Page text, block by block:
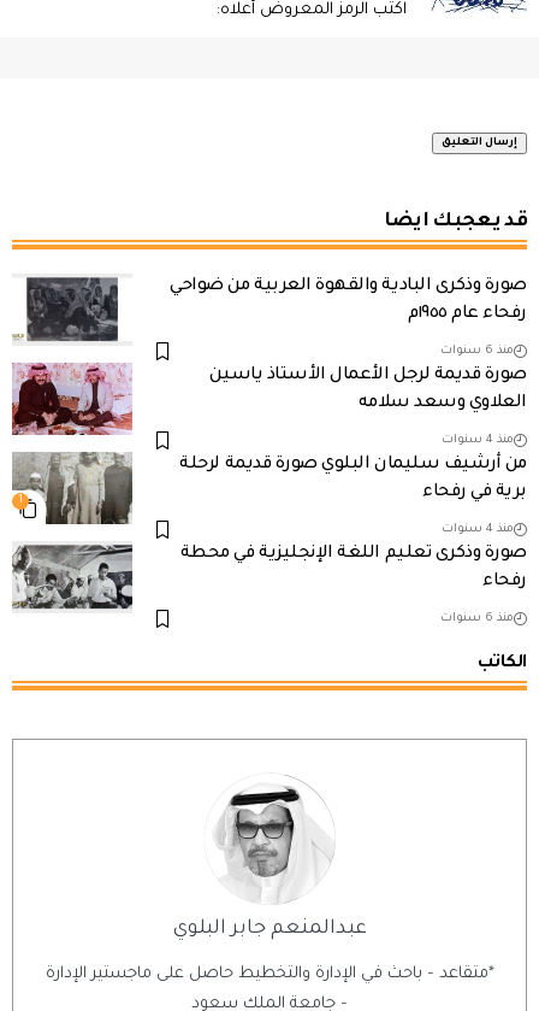
اكتب الرمز المعروض أعلاه:
قد يعجبك ايضا
صورة وذكرى البادية والقهوة العربية من ضواحي
رفحاء عام ١٩٥٥م
منذ 6 سنوات
صورة قديمة لرجل الأعمال الأستاذ ياسين
العلاوي وسعد سلامه
منذ 4 سنوات
1
من أرشيف سليمان البلوي صورة قديمة لرحلة
برية في رفحاء
منذ 4 سنوات
صورة وذكرى تعليم اللغة الإنجليزية في محطة
رفحاء
منذ 6 سنوات
الكاتب
عبدالمنعم جابر البلوي
*متقاعد – باحث في الإدارة والتخطيط حاصل على ماجستير الإدارة
– جامعة الملك سعود